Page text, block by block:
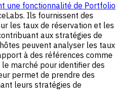
une fonctionnalité de Portfolio
Ils fournissent des
les taux de réservation et les
aux stratégies de
peuvent analyser les taux
à des références comme
marché pour identifier des
permet de prendre des
leurs stratégies de